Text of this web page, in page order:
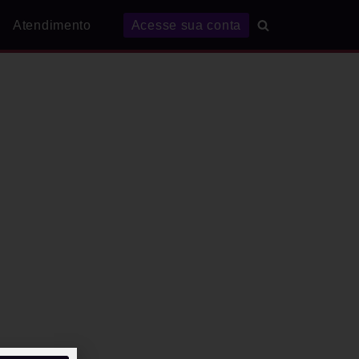
Atendimento Acesse sua conta